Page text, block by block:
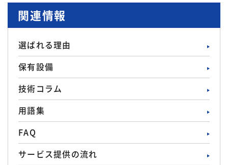
関連情報
選ばれる理由
保有設備
技術コラム
用語集
FAQ
サービス提供の流れ